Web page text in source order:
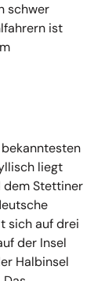
schwer
ist
liegt
dem Stettiner
sich auf drei
der Insel
Halbinsel